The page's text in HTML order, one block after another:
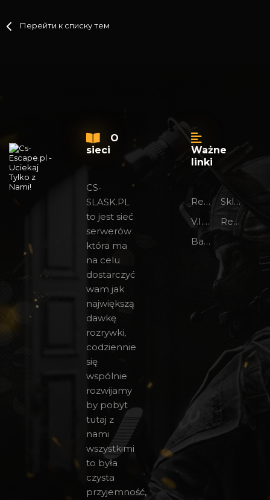
Перейти к списку тем
O
sieci
CS-
SLASK.PL
to jest sieć
serwerów
która ma
na celu
dostarczyć
wam jak
największą
dawkę
rozrywki,
codziennie
się
wspólnie
rozwijamy
by pobyt
tutaj z
nami
wszystkimi
to była
czysta
przyjemność,
Ważne
linki
Regulamin
V.I.P na forum
Bany CS 1.6
Sklep 24/7